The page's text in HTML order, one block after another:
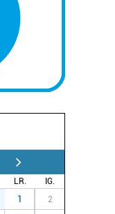
LR.
IG.
1 2